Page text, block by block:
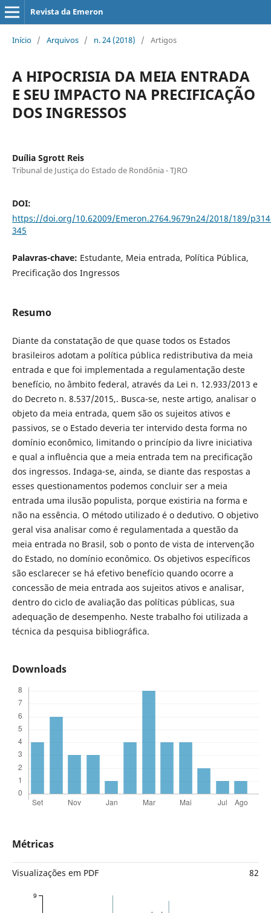
Revista da Emeron
Início / Arquivos / n. 24 (2018) / Artigos
A HIPOCRISIA DA MEIA ENTRADA
E SEU IMPACTO NA PRECIFICAÇÃO
DOS INGRESSOS
Duília Sgrott Reis
Tribunal de Justiça do Estado de Rondônia - TJRO
DOI:
https://doi.org/10.62009/Emeron.2764.9679n24/2018/189/
345
Palavras-chave: Estudante, Meia entrada, Política Pública,
Precificação dos Ingressos
Resumo
Diante da constatação de que quase todos os Estados
brasileiros adotam a política pública redistributiva da meia
entrada e que foi implementada a regulamentação deste
benefício, no âmbito federal, através da Lei n. 12.933/2013 e
do Decreto n. 8.537/2015,. Busca-se, neste artigo, analisar o
objeto da meia entrada, quem são os sujeitos ativos e
passivos, se o Estado deveria ter intervido desta forma no
domínio econômico, limitando o princípio da livre iniciativa
e qual a influência que a meia entrada tem na precificação
dos ingressos. Indaga-se, ainda, se diante das respostas a
esses questionamentos podemos concluir ser a meia
entrada uma ilusão populista, porque existiria na forma e
não na essência. O método utilizado é o dedutivo. O objetivo
geral visa analisar como é regulamentada a questão da
meia entrada no Brasil, sob o ponto de vista de intervenção
do Estado, no domínio econômico. Os objetivos específicos
são esclarecer se há efetivo benefício quando ocorre a
concessão de meia entrada aos sujeitos ativos e analisar,
dentro do ciclo de avaliação das políticas públicas, sua
adequação de desempenho. Neste trabalho foi utilizada a
técnica da pesquisa bibliográfica.
Downloads
Métricas
Visualizações em PDF 82
9